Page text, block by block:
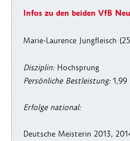
Infos zu den beiden VfB
Marie-Laurence Jungfleisch
Disziplin:Hochsprung
Persönliche Bestleistung:1,99
Erfolge national:
Deutsche Meisterin 2013,